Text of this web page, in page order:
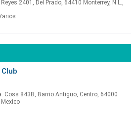
2401, Del Prado, 64410 Monterrey, N.L.,
Coss 843B, Barrio Antiguo, Centro, 64000
Mexico